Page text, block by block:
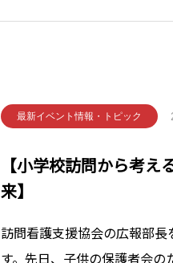
最新イベント情報・トピック
【小学校訪問から考
来】
訪問看護支援協会の広報部
す。先日、子供の保護者会